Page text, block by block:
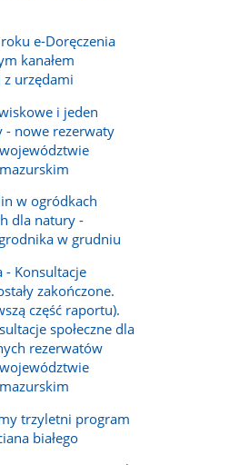
e-Doręczenia
kanałem
urzędami
i jeden
- nowe rezerwaty
w ogródkach
dla natury -
w grudniu
- Konsultacje
zakończone.
część raportu).
społeczne dla
rezerwatów
trzyletni program
białego